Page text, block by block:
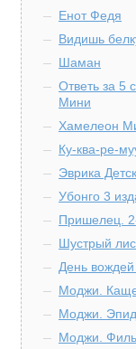
Енот Федя
Видишь
Шаман
Ответь за 5
Мини
Хамелеон
Ку-ква-ре-
Эврика
Убонго 3
Пришелец.
Шустрый лис
День вождей
Моджи.
Моджи.
Моджи.